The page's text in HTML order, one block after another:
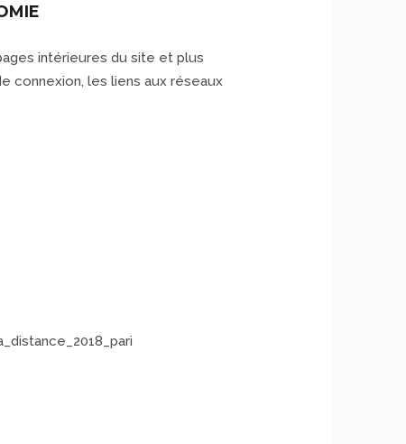
intérieures du site et plus
connexion, les liens aux réseaux